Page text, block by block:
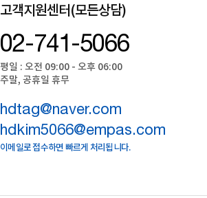
고객지원센터(모든상담)
02-741-5066
평일 : 오전 09:00 - 오후 06:00
주말, 공휴일 휴무
hdtag@naver.com
hdkim5066@empas.com
이메일로 접수하면 빠르게 처리됩니다.